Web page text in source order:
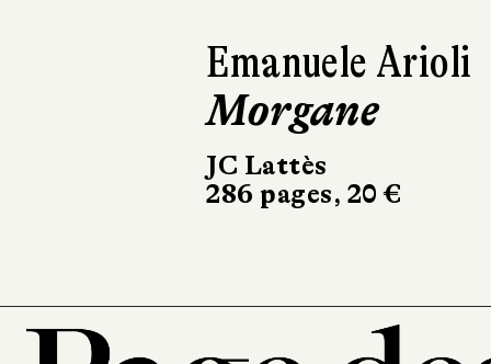
Elizabeth Rush
L'Éveil
Marchialy
450 pages, 23 €